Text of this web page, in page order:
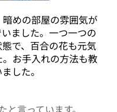
めの部屋の雰囲気が
ました。一つ一つの
で、百合の花も元気
お手入れの方法も教
した。
言っています。